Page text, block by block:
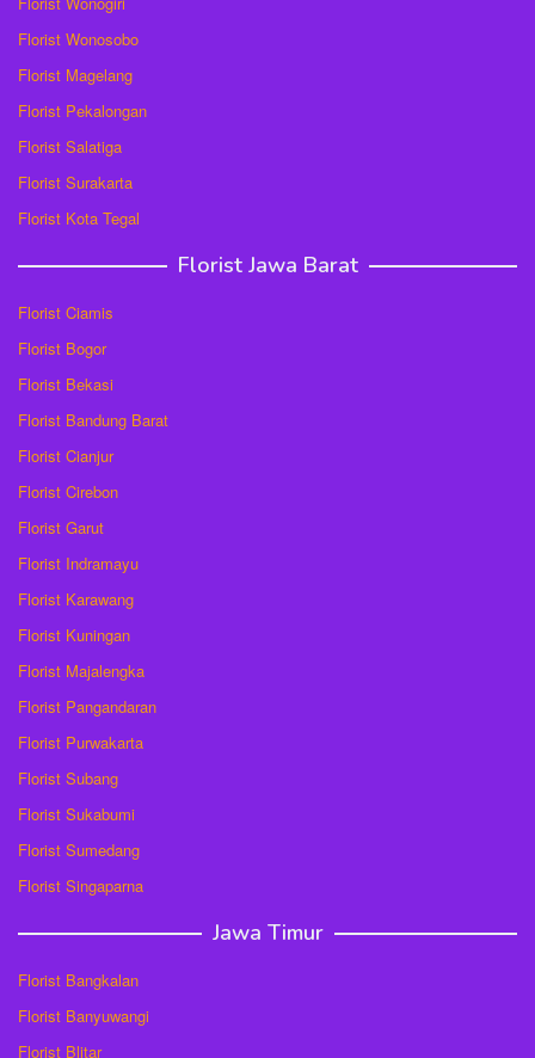
Florist Wonosobo
Florist Magelang
Florist Pekalongan
Florist Salatiga
Florist Surakarta
Florist Kota Tegal
Florist Jawa Barat
Florist Ciamis
Florist Bogor
Florist Bekasi
Florist Bandung Barat
Florist Cianjur
Florist Cirebon
Florist Garut
Florist Indramayu
Florist Karawang
Florist Kuningan
Florist Majalengka
Florist Pangandaran
Florist Purwakarta
Florist Subang
Florist Sukabumi
Florist Sumedang
Florist Singaparna
Jawa Timur
Florist Bangkalan
Florist Banyuwangi
Florist Blitar